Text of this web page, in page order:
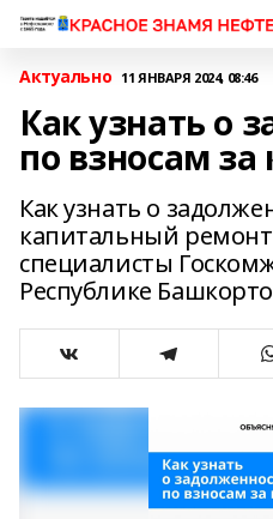
Актуально 11 ЯНВАРЯ 2024, 08:46
Как узнать о
по взносам за
Как узнать о
капитальный
специалисты
Республике